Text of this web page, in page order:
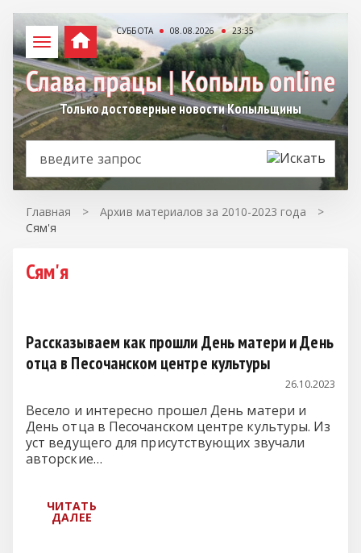
СУББОТА 08.08.2026 23:35
Только достоверные новости Копыльщины
Главная > Архив материалов за 2010-2023 года
>
Сям'я
Сям'я
Рассказываем как прошли День матери и День
отца в Песочанском центре культуры
26.10.2023
Весело и интересно прошел День матери и
День отца в Песочанском центре культуры. Из
уст ведущего для присутствующих звучали
авторские…